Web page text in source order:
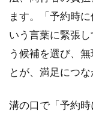
ます。「予約時
いう言葉に緊張
う候補を選び、
とが、満足につ
溝の口で「予約